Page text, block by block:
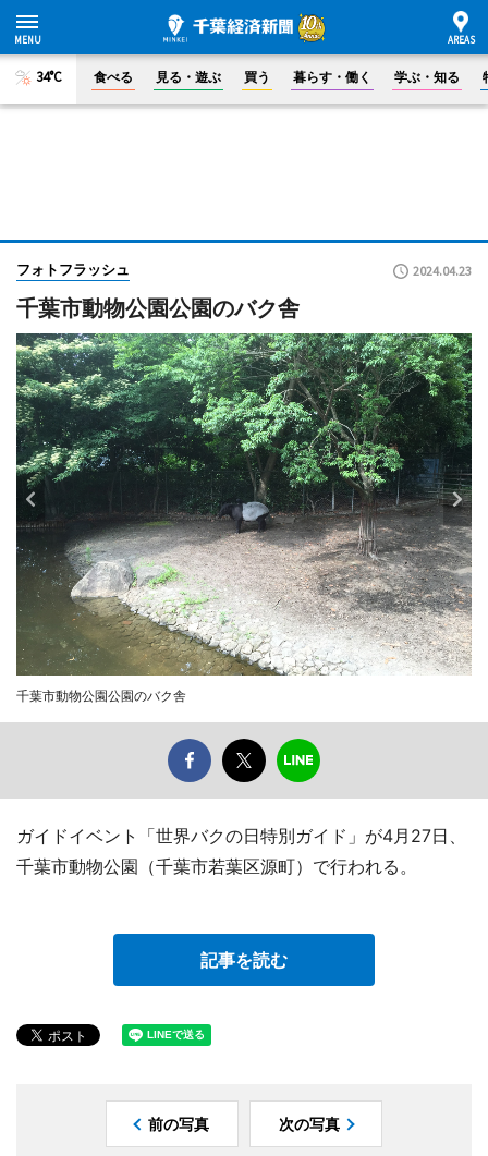
34°C 食べる 見る・遊ぶ 買う 暮らす・働く 学ぶ・知る
フォトフラッシュ 2024.04.23
千葉市動物公園公園のバク舎
千葉市動物公園公園のバク舎
ガイドイベント「世界バクの日特別ガイド」が4月27日、
千葉市動物公園（千葉市若葉区源町）で行われる。
記事を読む
前の写真 次の写真